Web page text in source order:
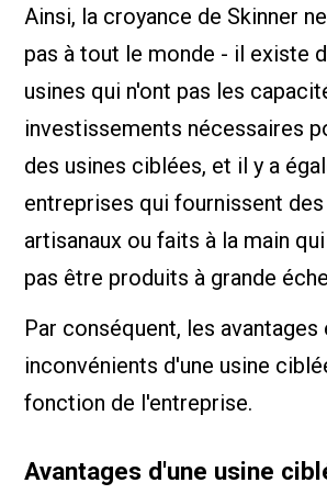
Ainsi, la croyance de Skinner
pas à tout le monde - il existe
usines qui n'ont pas les
investissements nécessaires
des usines ciblées, et il y a
entreprises qui fournissent
artisanaux ou faits à la main
pas être produits à grande
Par conséquent, les avantages
inconvénients d'une usine
fonction de l'entreprise.
Avantages d'une usine